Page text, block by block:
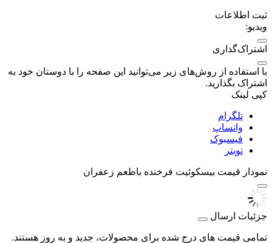
ثبت اطلاعات
ویدیو:
اشتراک‌گذاری
با استفاده از روش‌های زیر می‌توانید این صفحه را با دوستان خود به
اشتراک بگذارید.
کپی لینک
تلگرام
واتساپ
فیسبوک
تویتر
نمودار قیمت بيسکوئيت فرخنده باطعم زعفران
جزئیات ارسال
تمامی قیمت های درج شده برای محصولات، جدید و به روز هستند.